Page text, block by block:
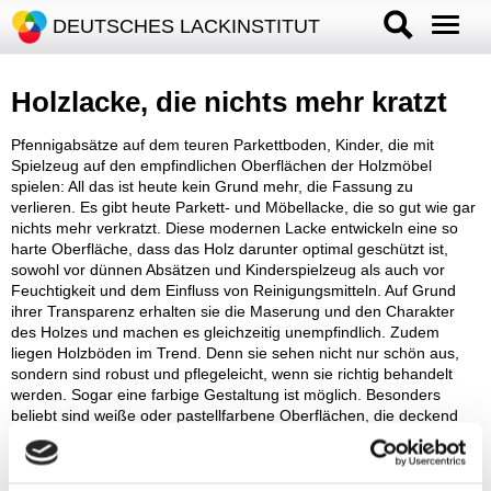
DEUTSCHES LACKINSTITUT
Holzlacke, die nichts mehr kratzt
Pfennigabsätze auf dem teuren Parkettboden, Kinder, die mit
Spielzeug auf den empfindlichen Oberflächen der Holzmöbel
spielen: All das ist heute kein Grund mehr, die Fassung zu
verlieren. Es gibt heute Parkett- und Möbellacke, die so gut wie gar
nichts mehr verkratzt. Diese modernen Lacke entwickeln eine so
harte Oberfläche, dass das Holz darunter optimal geschützt ist,
sowohl vor dünnen Absätzen und Kinderspielzeug als auch vor
Feuchtigkeit und dem Einfluss von Reinigungsmitteln. Auf Grund
ihrer Transparenz erhalten sie die Maserung und den Charakter
des Holzes und machen es gleichzeitig unempfindlich. Zudem
liegen Holzböden im Trend. Denn sie sehen nicht nur schön aus,
sondern sind robust und pflegeleicht, wenn sie richtig behandelt
werden. Sogar eine farbige Gestaltung ist möglich. Besonders
beliebt sind weiße oder pastellfarbene Oberflächen, die deckend
oder lasierend aufgetragen werden können. Dies sollte man
allerdings einem Fachmann überlassen, um eine gleichmäßige